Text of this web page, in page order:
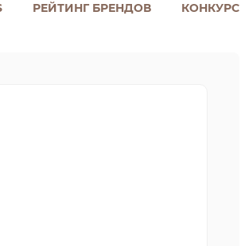
РЕЙТИНГ БРЕНДОВ КОНКУРС